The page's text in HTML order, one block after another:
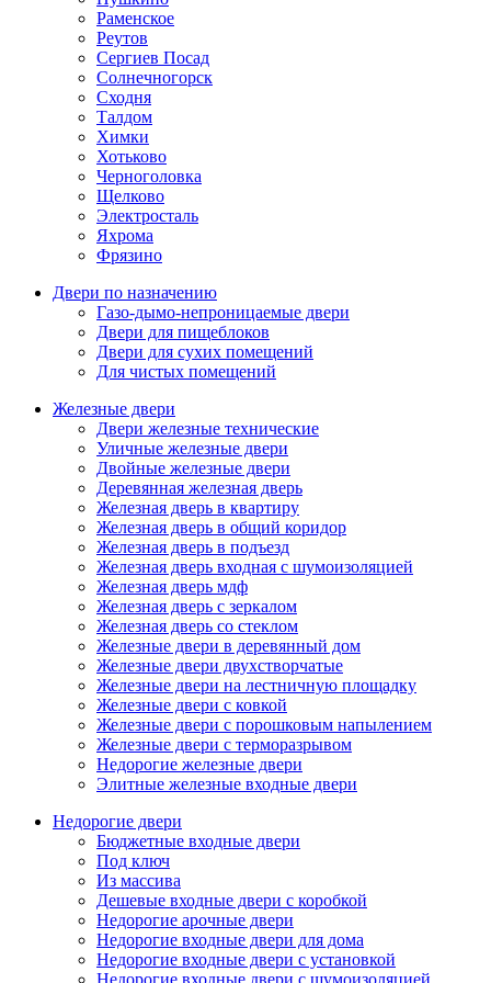
Раменское
Реутов
Сергиев Посад
Солнечногорск
Сходня
Талдом
Химки
Хотьково
Черноголовка
Щелково
Электросталь
Яхрома
Фрязино
Двери по назначению
Газо-дымо-непроницаемые двери
Двери для пищеблоков
Двери для сухих помещений
Для чистых помещений
Железные двери
Двери железные технические
Уличные железные двери
Двойные железные двери
Деревянная железная дверь
Железная дверь в квартиру
Железная дверь в общий коридор
Железная дверь в подъезд
Железная дверь входная с шумоизоляцией
Железная дверь мдф
Железная дверь с зеркалом
Железная дверь со стеклом
Железные двери в деревянный дом
Железные двери двухстворчатые
Железные двери на лестничную площадку
Железные двери с ковкой
Железные двери с порошковым напылением
Железные двери с терморазрывом
Недорогие железные двери
Элитные железные входные двери
Недорогие двери
Бюджетные входные двери
Под ключ
Из массива
Дешевые входные двери с коробкой
Недорогие арочные двери
Недорогие входные двери для дома
Недорогие входные двери с установкой
Недорогие входные двери с шумоизоляцией